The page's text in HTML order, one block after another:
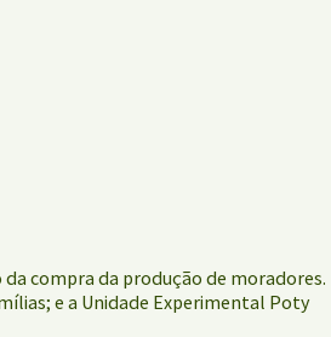
compra da produção de moradores.
e a Unidade Experimental Poty